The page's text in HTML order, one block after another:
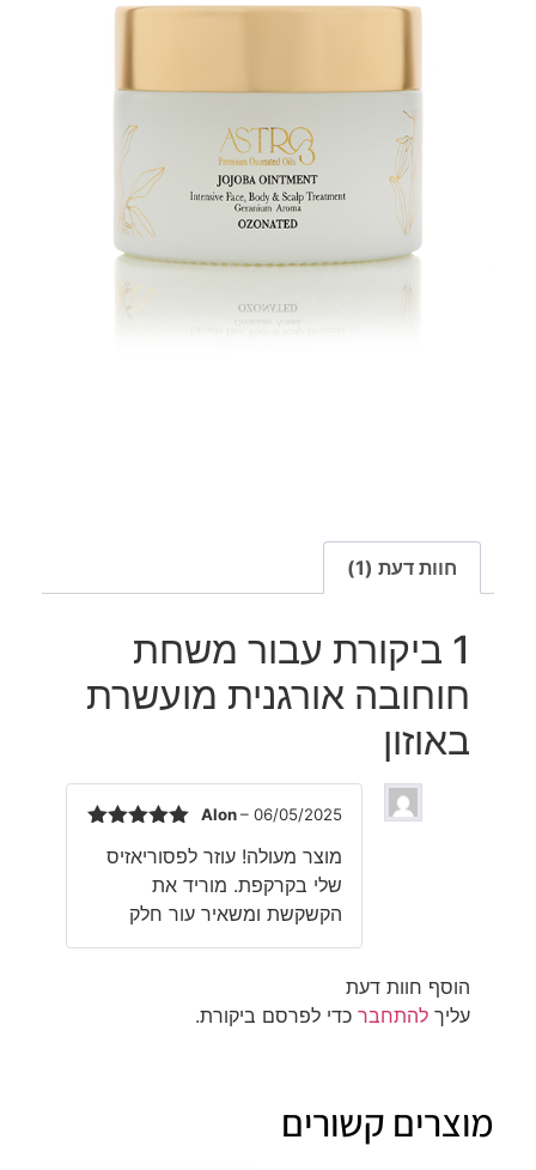
פורמולה עדינה אך עוצמתית, מתאימה לכל סוגי העור –
חוות דעת (1)
1 ביקורת עבור
משחת
חוחובה אורגנית מועשרת
באוזון
5
Alon– 06/05/2025
מוצר מעולה! עוזר לפסוריאזיס
שלי בקרקפת. מוריד את
הקשקשת ומשאיר עור חלק
הוסף חוות דעת
עליך להתחבר כדי לפרסם ביקורת.
מוצרים קשורים